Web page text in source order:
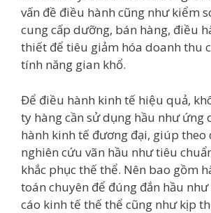
vấn đề điều hành cũng như kiểm
cung cấp dưỡng, bán hàng, điều
thiết để tiêu giảm hóa doanh thu
tính năng gian khổ.
Để điều hành kinh tế hiệu quả,
ty hàng cần sử dụng hầu như ứng
hành kinh tế đương đại, giúp theo
nghiên cứu vãn hầu như tiêu
khắc phục thế thể. Nên bao gồm
toán chuyên để đúng đắn hầu
cáo kinh tế thế thể cũng như kịp